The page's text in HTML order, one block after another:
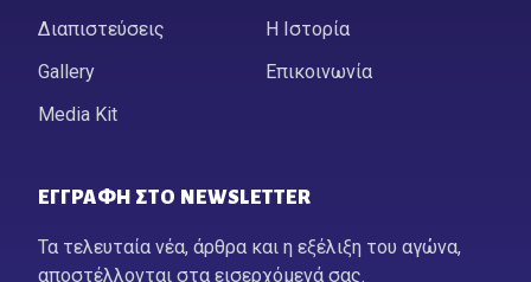
Διαπιστεύσεις
Gallery
Media Kit
Η Ιστορία
Επικοινωνία
ΕΓΓΡΑΦΉ ΣΤΟ NEWSLETTER
Τα τελευταία νέα, άρθρα και η εξέλιξη του αγώνα,
αποστέλλονται στα εισερχόμενά σας.